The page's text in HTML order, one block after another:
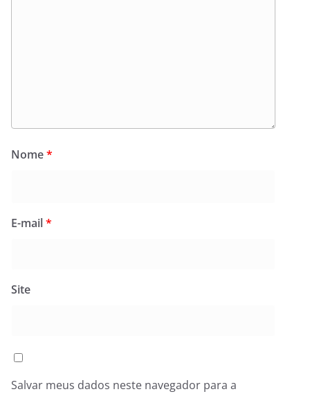
Nome*
E-mail*
Site
Salvar meus dados neste navegador para a